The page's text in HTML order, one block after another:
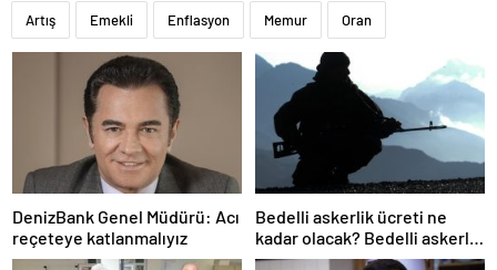
Artış Emekli Enflasyon Memur Oran
DenizBank Genel Müdürü: Acı
reçeteye katlanmalıyız
Bedelli askerlik ücreti ne
kadar olacak? Bedelli askerlik
ücreti 2024 Temmuz…